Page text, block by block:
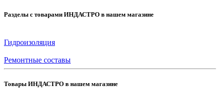
Разделы с товарами ИНДАСТРО в нашем магазине
Гидроизоляция
Ремонтные составы
Товары ИНДАСТРО в нашем магазине